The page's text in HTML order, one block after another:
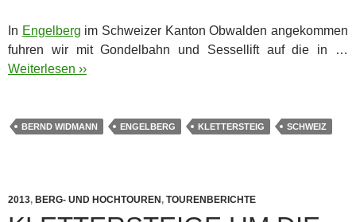
In Engelberg im Schweizer Kanton Obwalden angekommen
fuhren wir mit Gondelbahn und Sessellift auf die in …
Weiterlesen ››
BERND WIDMANN ENGELBERG KLETTERSTEIG SCHWEIZ
2013, BERG- UND HOCHTOUREN, TOURENBERICHTE